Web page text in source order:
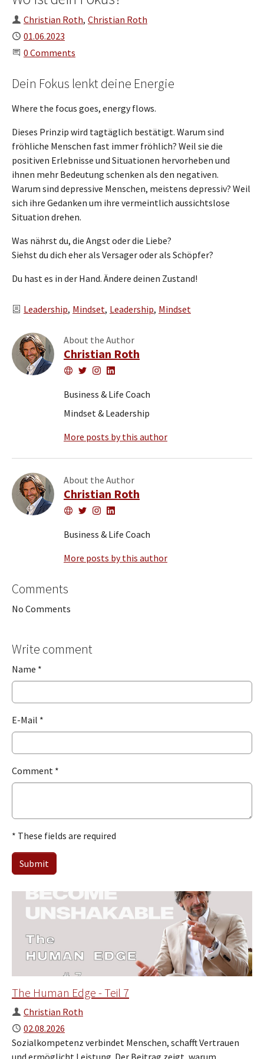
Authors
Christian Roth Christian Roth
Published
01.06.2023
Start the Conversation
0 Comments
Dein Fokus lenkt deine Energie
Where the focus goes, energy flows.
Dieses Prinzip wird tagtäglich bestätigt. Warum sind
fröhliche Menschen fast immer fröhlich? Weil sie die
positiven Erlebnisse und Situationen hervorheben und
ihnen mehr Bedeutung schenken als den negativen.
Warum sind depressive Menschen, meistens depressiv? Weil
sich ihre Gedanken um ihre vermeintlich aussichtslose
Situation drehen.
Was nährst du, die Angst oder die Liebe?
Siehst du dich eher als Versager oder als Schöpfer?
Du hast es in der Hand. Ändere deinen Zustand!
Categories
Leadership Mindset Leadership Mindset
About the Author
Christian Roth
Website
TwitterInstagram
LinkedIn
Business & Life Coach
Mindset & Leadership
More posts by this author
About the Author
Christian Roth
Website
TwitterInstagram
LinkedIn
Business & Life Coach
More posts by this author
Comments
No Comments
Write comment
Name *
E-Mail *
Comment *
* These fields are required
Submit
The Human Edge - Teil 7
Author
Christian Roth
Published
02.08.2026
Sozialkompetenz verbindet Menschen, schafft Vertrauen
und ermöglicht Leistung. Der Beitrag zeigt, warum